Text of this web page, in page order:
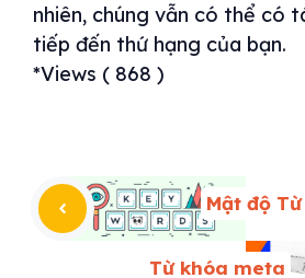
nhiên, chúng vẫn có thể có
tiếp đến thứ hạng của bạn.
*Views ( 868 )
Mật độ
Từ khóa meta